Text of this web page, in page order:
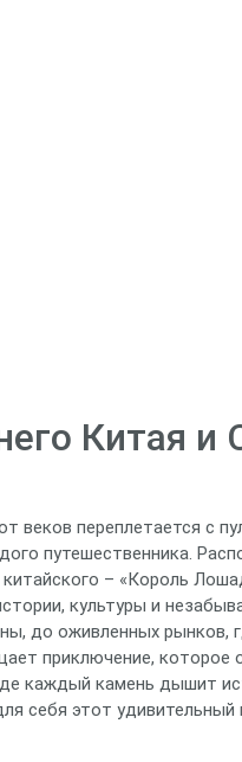
Китая и
веков переплетается с
путешественника.
– «Король
культуры и
до оживленных рынков,
приключение, которое
каждый камень дышит
себя этот удивительный